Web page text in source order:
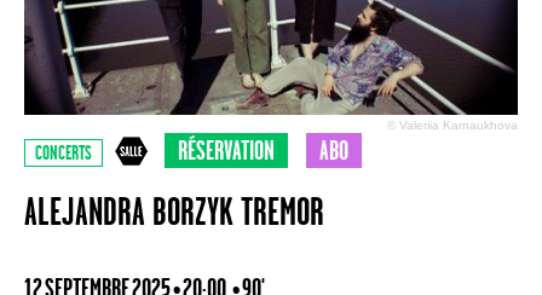
© Valeriia Karnaukhova
CONCERTS RÉSERVATION ABO
ALEJANDRA BORZYK TREMOR